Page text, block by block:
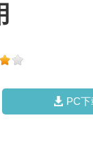
PC下